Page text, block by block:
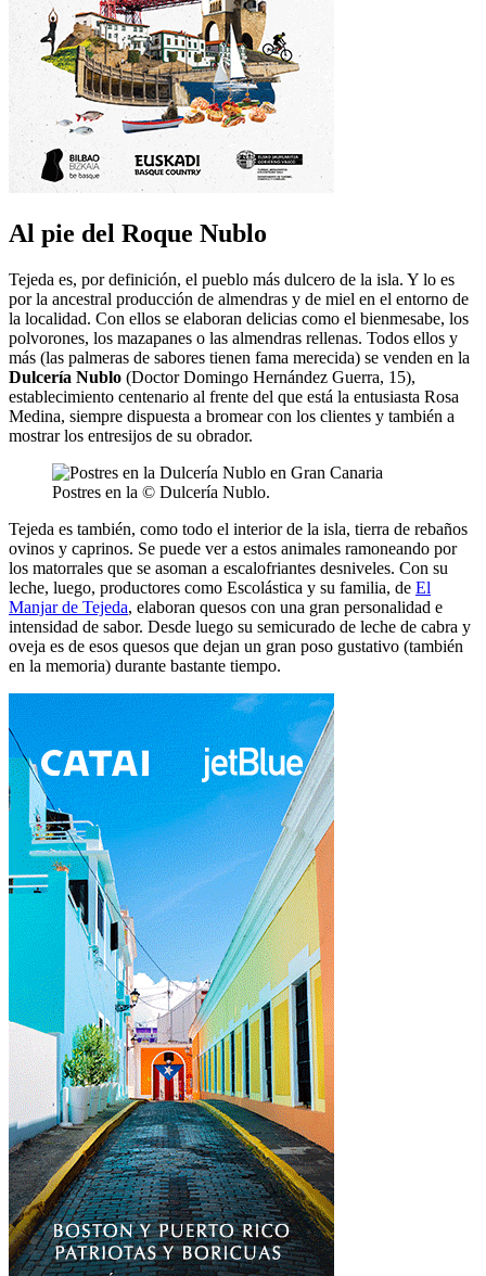
Al pie del Roque Nublo
Tejeda es, por definición, el pueblo más dulcero de la isla. Y lo es
por la ancestral producción de almendras y de miel en el entorno de
la localidad. Con ellos se elaboran delicias como el bienmesabe, los
polvorones, los mazapanes o las almendras rellenas. Todos ellos y
más (las palmeras de sabores tienen fama merecida) se venden en la
Dulcería Nublo (Doctor Domingo Hernández Guerra, 15),
establecimiento centenario al frente del que está la entusiasta Rosa
Medina, siempre dispuesta a bromear con los clientes y también a
mostrar los entresijos de su obrador.
Postres en la © Dulcería Nublo.
Tejeda es también, como todo el interior de la isla, tierra de rebaños
ovinos y caprinos. Se puede ver a estos animales ramoneando por
los matorrales que se asoman a escalofriantes desniveles. Con su
leche, luego, productores como Escolástica y su familia, de El
Manjar de Tejeda, elaboran quesos con una gran personalidad e
intensidad de sabor. Desde luego su semicurado de leche de cabra y
oveja es de esos quesos que dejan un gran poso gustativo (también
en la memoria) durante bastante tiempo.